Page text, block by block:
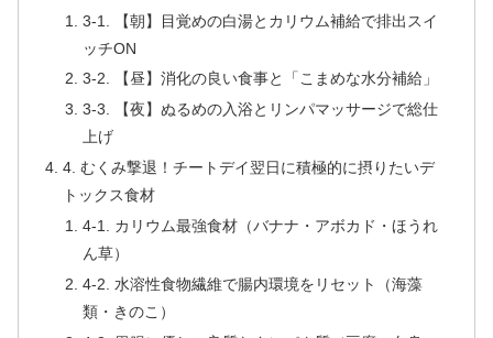
3-1. 【朝】目覚めの白湯とカリウム補給で排出スイ
ッチON
3-2. 【昼】消化の良い食事と「こまめな水分補給」
3-3. 【夜】ぬるめの入浴とリンパマッサージで総仕
上げ
4. むくみ撃退！チートデイ翌日に積極的に摂りたいデ
トックス食材
4-1. カリウム最強食材（バナナ・アボカド・ほうれ
ん草）
4-2. 水溶性食物繊維で腸内環境をリセット（海藻
類・きのこ）